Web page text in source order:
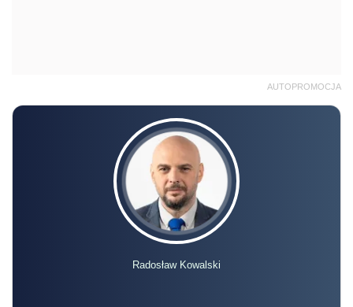
AUTOPROMOCJA
Radosław Kowalski